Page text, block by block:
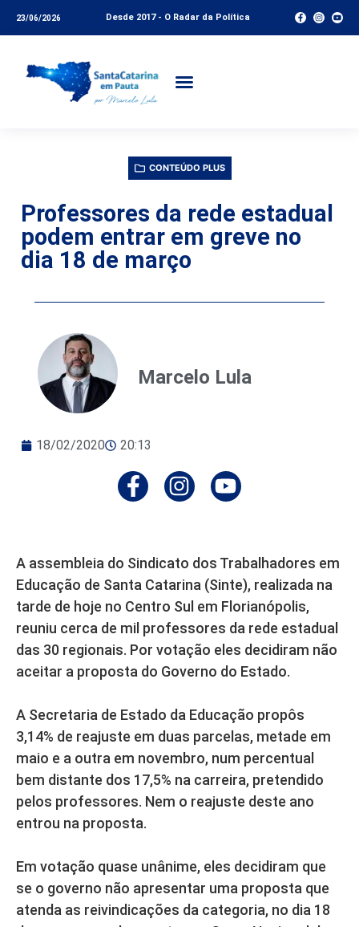
23/06/2026 Desde 2017 - O Radar da Política
CONTEÚDO PLUS
Professores da rede estadual
podem entrar em greve no
dia 18 de março
Marcelo Lula
18/02/2020 20:13
A assembleia do Sindicato dos Trabalhadores em
Educação de Santa Catarina (Sinte), realizada na
tarde de hoje no Centro Sul em Florianópolis,
reuniu cerca de mil professores da rede estadual
das 30 regionais. Por votação eles decidiram não
aceitar a proposta do Governo do Estado.
A Secretaria de Estado da Educação propôs
3,14% de reajuste em duas parcelas, metade em
maio e a outra em novembro, num percentual
bem distante dos 17,5% na carreira, pretendido
pelos professores. Nem o reajuste deste ano
entrou na proposta.
Em votação quase unânime, eles decidiram que
se o governo não apresentar uma proposta que
atenda as reivindicações da categoria, no dia 18